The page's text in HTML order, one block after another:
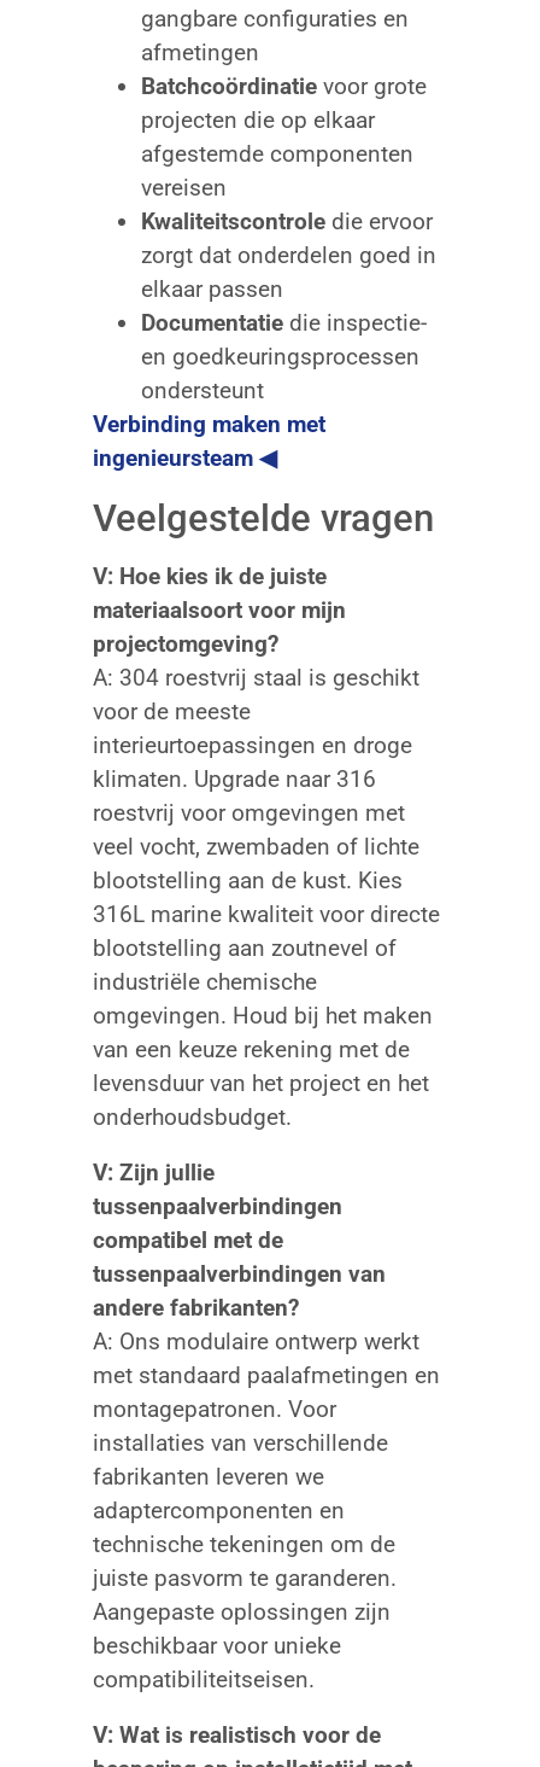
gangbare configuraties en
afmetingen
Batchcoördinatievoor grote
projecten die op elkaar
afgestemde componenten
vereisen
Kwaliteitscontroledie ervoor
zorgt dat onderdelen goed in
elkaar passen
Documentatiedie inspectie-
en goedkeuringsprocessen
ondersteunt
Verbinding maken met
ingenieursteam ◀
Veelgestelde vragen
V: Hoe kies ik de juiste
materiaalsoort voor mijn
projectomgeving?
A: 304 roestvrij staal is geschikt
voor de meeste
interieurtoepassingen en droge
klimaten. Upgrade naar 316
roestvrij voor omgevingen met
veel vocht, zwembaden of lichte
blootstelling aan de kust. Kies
316L marine kwaliteit voor directe
blootstelling aan zoutnevel of
industriële chemische
omgevingen. Houd bij het maken
van een keuze rekening met de
levensduur van het project en het
onderhoudsbudget.
V: Zijn jullie
tussenpaalverbindingen
compatibel met de
tussenpaalverbindingen van
andere fabrikanten?
A: Ons modulaire ontwerp werkt
met standaard paalafmetingen en
montagepatronen. Voor
installaties van verschillende
fabrikanten leveren we
adaptercomponenten en
technische tekeningen om de
juiste pasvorm te garanderen.
Aangepaste oplossingen zijn
beschikbaar voor unieke
compatibiliteitseisen.
V: Wat is realistisch voor de